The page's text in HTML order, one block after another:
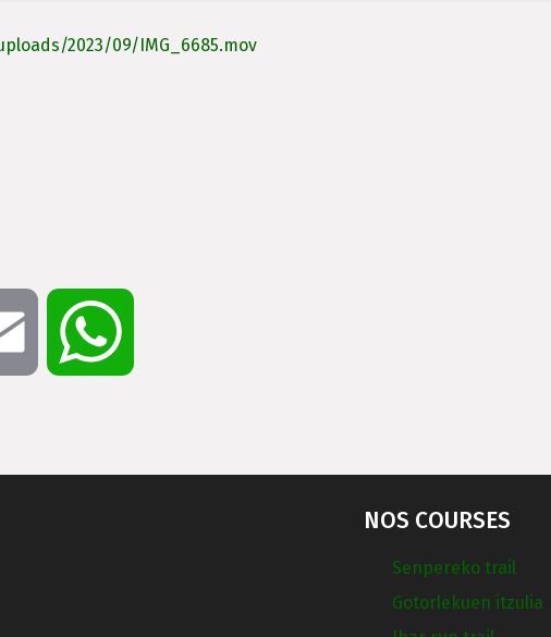
2023/09/IMG_6685.mov
Email
NOS COURSES
Senpereko trail
Gotorlekuen itzulia